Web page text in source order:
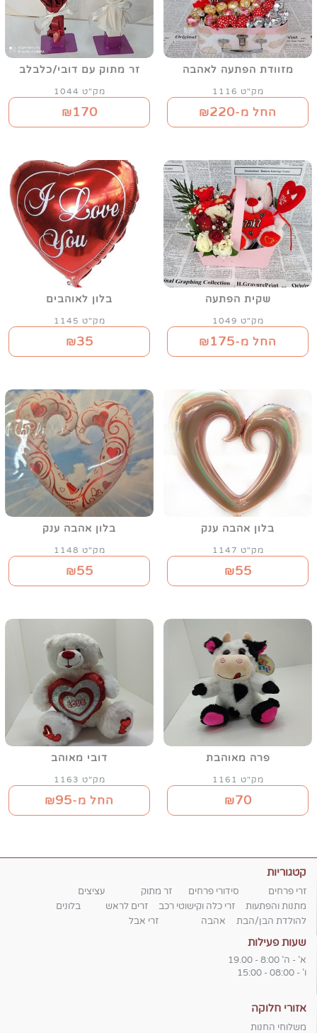
מזוודת הפתעה לאהבה
מק"ט 1116
החל מ-₪220
זר מתוק עם דובי/כלבלב
מק"ט 1044
₪170
שקית הפתעה
מק"ט 1049
החל מ-₪175
בלון לאוהבים
מק"ט 1145
₪35
בלון אהבה ענק
מק"ט 1147
₪55
בלון אהבה ענק
מק"ט 1148
₪55
פרה מאוהבת
מק"ט 1161
₪70
דובי מאוהב
מק"ט 1163
החל מ-₪95
קטגוריות
זרי פרחים סידורי פרחים זר מתוק
עציצים
מתנות והפתעות
זרי כלה וקישוטי רכב זרים לראש
בלונים
להולדת הבן/הבת
אהבה זרי אבל
שעות פעילות
א' - ה' 8:00 - 19.00
ו' - 08:00 - 15:00
אזורי חלוקה
משלוחי החנות